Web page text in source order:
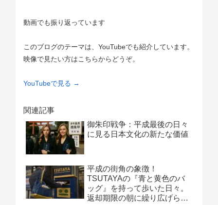
動画でも振り返っています
このブログのテーマは、YouTubeでも紹介しています。
映像で見たい方はこちらからどうぞ。
YouTubeで見る →
関連記事
御朱印戦争：平成最後の日々
に見る日本文化の新たな価値
平成の街角の象徴！
TSUTAYAの『青と黄色のバ
ッグ』を持って歩いた日々。
返却期限の朝に繰り広げられ